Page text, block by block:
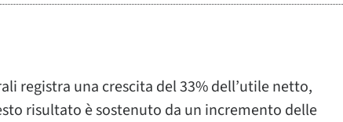
registra una crescita del 33% dell’utile netto,
risultato è sostenuto da un incremento delle